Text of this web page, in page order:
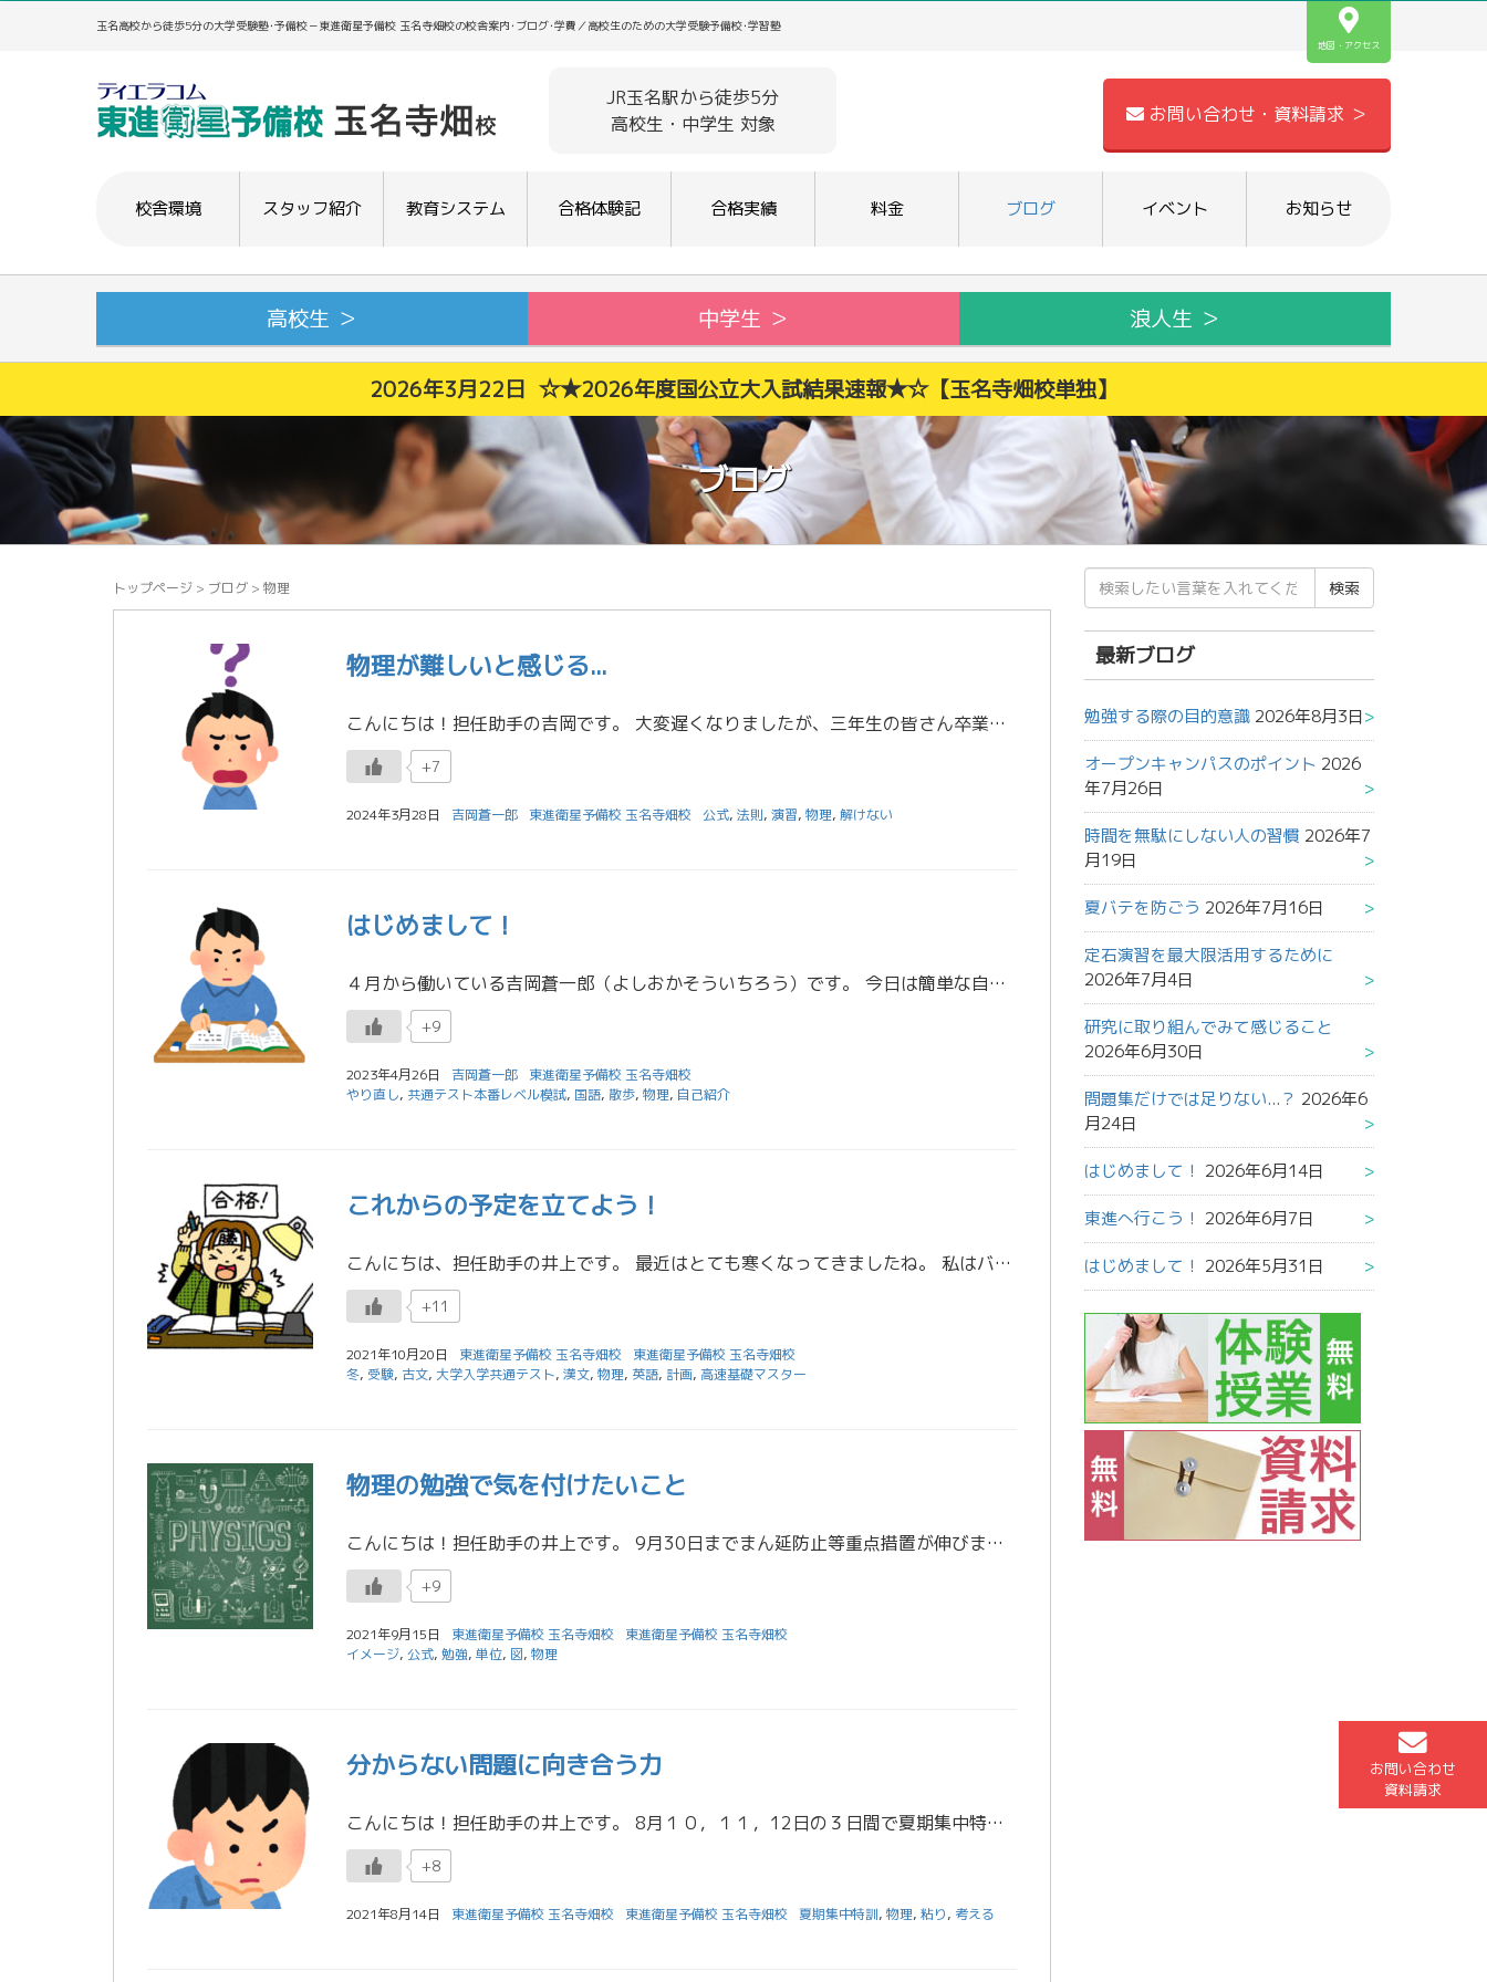
玉名高校から徒歩5分の大学受験塾･予備校－東進衛星予備校 玉名寺畑校の校舎案内･ブログ･学費／高校生のための大学受験予備校･学習塾
地図・アクセス
JR玉名駅から徒歩5分
高校生・中学生 対象
お問い合わせ・資料請求 ＞
校舎環境 スタッフ紹介 教育システム 合格体験記 合格実績 料金 ブログ イベント お知らせ
高校生 ＞ 中学生 ＞ 浪人生 ＞
お問い合わせ
資料請求
2026年3月22日 ☆★2026年度国公立大入試結果速報★☆【玉名寺畑校単独】
ブログ
トップページ > ブログ > 物理
物理が難しいと感じる...
こんにちは！担任助手の吉岡です。 大変遅くなりましたが、三年生の皆さん卒業おめでとうございます！ これからは皆バラバラで様々な環境で勉強に励むことになりますね。 皆さんの更なる活躍を期待します！ 難しいと感じる理由 さて […]
+7
2024年3月28日 吉岡蒼一郎 東進衛星予備校 玉名寺畑校 公式, 法則, 演習, 物理, 解けない
はじめまして！
４月から働いている吉岡蒼一郎（よしおかそういちろう）です。 今日は簡単な自己紹介をしていきたいと思います。 自己紹介 僕は熊本大学工学部情報電気工学科の１年生です。好きな教科は物理で苦手な教科は国語です。なので、僕に国語 […]
+9
2023年4月26日 吉岡蒼一郎
東進衛星予備校 玉名寺畑校
やり直し, 共通テスト本番レベル模試, 国語, 散歩, 物理, 自己紹介
これからの予定を立てよう！
こんにちは、担任助手の井上です。 最近はとても寒くなってきましたね。 私はバイクに乗るのですが、朝や夕方などとても寒くて、凍えてしまいそうです。 高校へ自転車で通っている人も同じように風を受けて寒い思いをしているでしょう […]
+11
2021年10月20日 東進衛星予備校 玉名寺畑校
東進衛星予備校 玉名寺畑校
冬, 受験, 古文, 大学入学共通テスト, 漢文, 物理, 英語, 計画, 高速基礎マスター
物理の勉強で気を付けたいこと
こんにちは！担任助手の井上です。 9月30日までまん延防止等重点措置が伸びましたね。 私の大学でもまだまだ遠隔授業が続きそうです。 コロナに気を付けながら、頑張っていきましょう。 私が物理の勉強で気を付けていたこと […]
+9
2021年9月15日 東進衛星予備校 玉名寺畑校
東進衛星予備校 玉名寺畑校
イメージ, 公式, 勉強, 単位, 図, 物理
分からない問題に向き合う力
こんにちは！担任助手の井上です。 8月１０，１１，12日の３日間で夏期集中特訓が実施されましたね。 参加された皆さんはどうだったでしょうか？ 私は８月１０，１１日で大学の試験があり、１２日のみの参加となりました。 いつも […]
+8
2021年8月14日 東進衛星予備校 玉名寺畑校 東進衛星予備校 玉名寺畑校 夏期集中特訓, 物理, 粘り, 考える
検
索
結
果:
最新ブログ
勉強する際の目的意識 2026年8月3日
オープンキャンパスのポイント 2026
年7月26日
時間を無駄にしない人の習慣 2026年7
月19日
夏バテを防ごう 2026年7月16日
定石演習を最大限活用するために
2026年7月4日
研究に取り組んでみて感じること
2026年6月30日
問題集だけでは足りない...？ 2026年6
月24日
はじめまして！ 2026年6月14日
東進へ行こう！ 2026年6月7日
はじめまして！ 2026年5月31日